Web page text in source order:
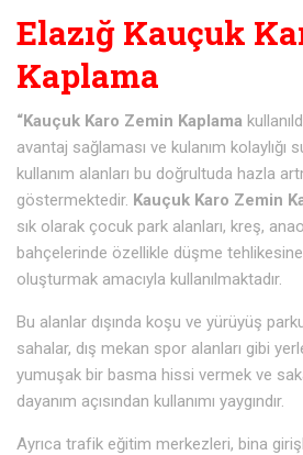
Elazığ Kauçuk
Kaplama
“Kauçuk Karo Zemin Kaplama
avantaj sağlaması ve kulanım kolaylığı
kullanım alanları bu doğrultuda hazla
göstermektedir. Kauçuk Karo Zemin
sık olarak çocuk park alanları, kreş,
bahçelerinde özellikle düşme
oluşturmak amacıyla kullanılmaktadır.
Bu alanlar dışında koşu ve yürüyüş
sahalar, dış mekan spor alanları gibi
yumuşak bir basma hissi vermek ve
dayanım açısından kullanımı yaygındır.
Ayrıca trafik eğitim merkezleri, bina